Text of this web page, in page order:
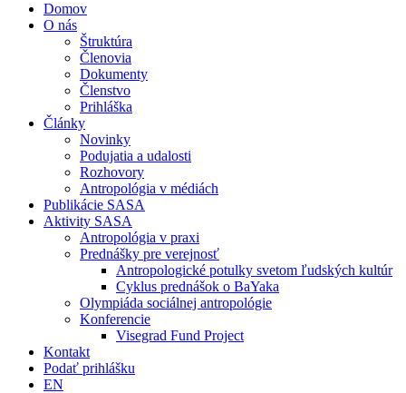
Domov
O nás
Štruktúra
Členovia
Dokumenty
Členstvo
Prihláška
Články
Novinky
Podujatia a udalosti
Rozhovory
Antropológia v médiách
Publikácie SASA
Aktivity SASA
Antropológia v praxi
Prednášky pre verejnosť
Antropologické potulky svetom ľudských kultúr
Cyklus prednášok o BaYaka
Olympiáda sociálnej antropológie
Konferencie
Visegrad Fund Project
Kontakt
Podať prihlášku
EN